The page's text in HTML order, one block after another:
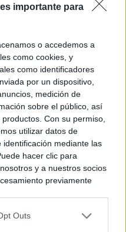
importante para
o accedemos a
como cookies, y
como identificadores
por un dispositivo,
medición de
sobre el público, así
Con su permiso,
utilizar datos de
mediante las
hacer clic para
y a nuestros socios
previamente
cuenta que algún
Outs